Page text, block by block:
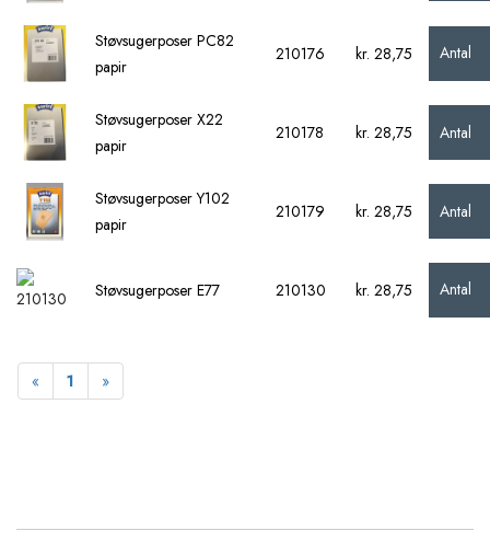
Støvsugerposer PC82
papir
210176 kr. 28,75 Antal
Støvsugerposer X22
papir
210178 kr. 28,75 Antal
Støvsugerposer Y102
papir
210179 kr. 28,75 Antal
Støvsugerposer E77 210130 kr. 28,75 Antal
« Forrige
1 »Næste